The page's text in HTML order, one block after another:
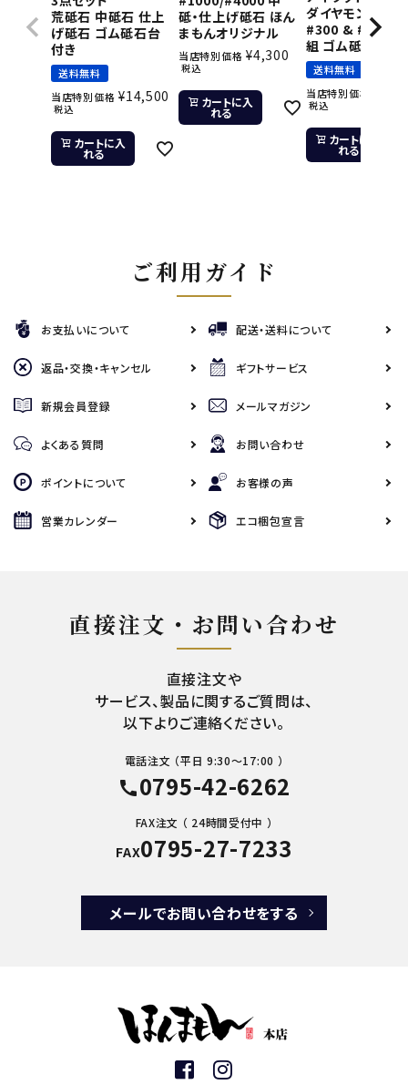
荒砥石 中砥石 仕上
げ砥石 ゴム砥石台
付き
送料無料
当店特別価格 ¥14,500
税込
カートに入
れる
砥・仕上げ砥石 ほん
まもんオリジナル
当店特別価格 ¥4,300
税込
カートに入
れる
ダイヤモンド砥石
#300 & #800 2
組 ゴム砥石台付
送料無料
当店特別価格
税込
カートに入
れる
ご利用ガイド
お支払いについて 配送・送料について
返品・交換・キャンセル ギフトサービス
新規会員登録 メールマガジン
よくある質問 お問い合わせ
ポイントについて お客様の声
営業カレンダー エコ梱包宣言
直接注文・お問い合わせ
直接注文や
サービス、製品に関するご質問は、
以下よりご連絡ください。
電話注文 （平日 9:30～17:00 ）
call0795-42-6262
FAX注文 （ 24時間受付中 ）
FAX0795-27-7233
メールでお問い合わせをする